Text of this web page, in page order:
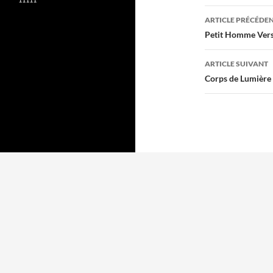
des
articles
ARTICLE
Petit Homme
ARTICLE SUIVANT
Corps de Lumière